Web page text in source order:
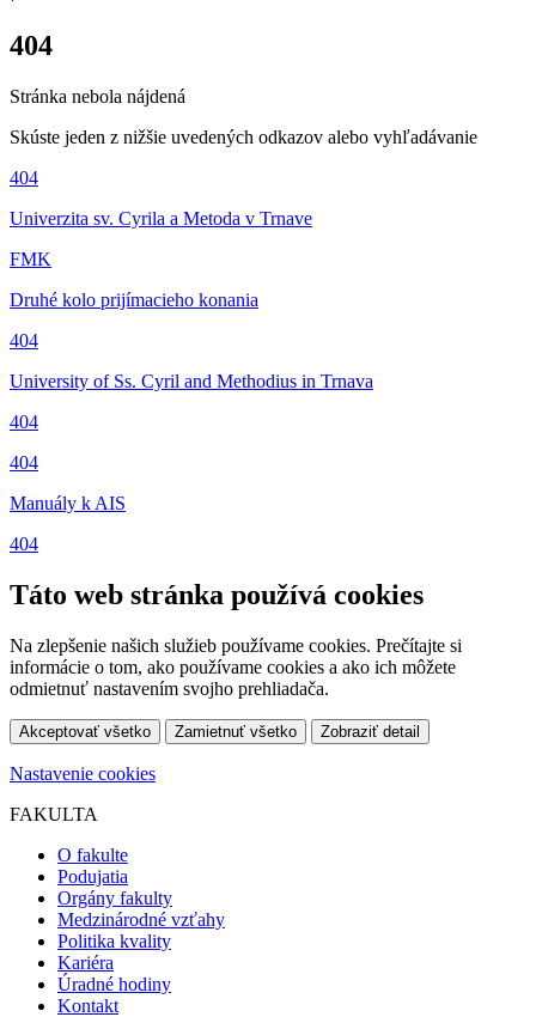
404
Stránka nebola nájdená
Skúste jeden z nižšie uvedených odkazov alebo vyhľadávanie
404
Univerzita sv. Cyrila a Metoda v Trnave
FMK
Druhé kolo prijímacieho konania
404
University of Ss. Cyril and Methodius in Trnava
404
404
Manuály k AIS
404
Táto web stránka používá cookies
Na zlepšenie našich služieb používame cookies. Prečítajte si
informácie o tom, ako používame cookies a ako ich môžete
odmietnuť nastavením svojho prehliadača.
Akceptovať všetko Zamietnuť všetko Zobraziť detail
Nastavenie cookies
FAKULTA
O fakulte
Podujatia
Orgány fakulty
Medzinárodné vzťahy
Politika kvality
Kariéra
Úradné hodiny
Kontakt